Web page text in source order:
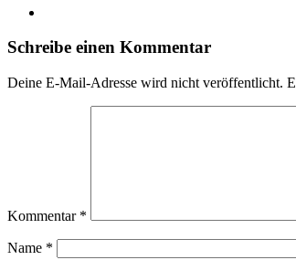
Schreibe einen Kommentar
Deine E-Mail-Adresse wird nicht veröffentlicht.
Kommentar *
Name *